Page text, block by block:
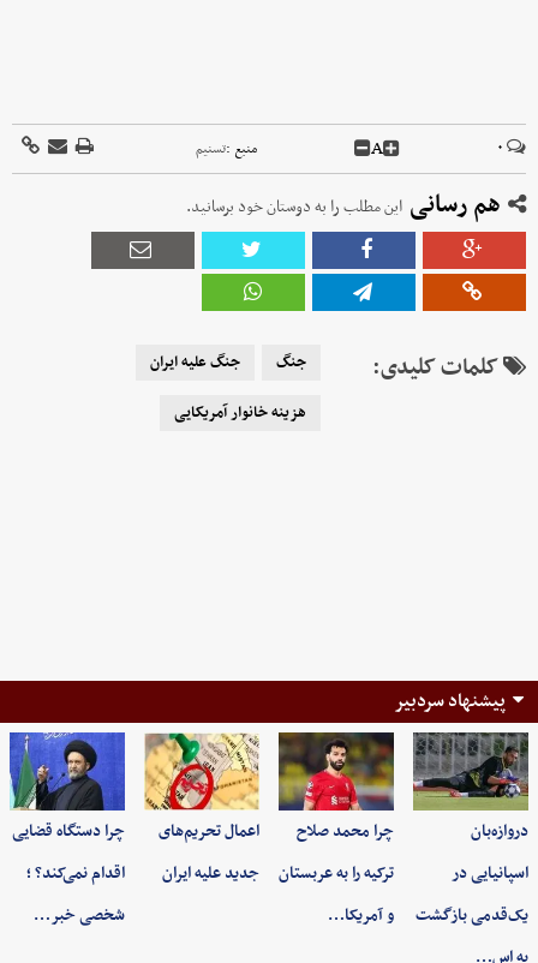
۰ A منبع :تسنیم
هم رسانی این مطلب را به دوستان خود برسانید.
کلمات کلیدی: جنگ
جنگ علیه ایران
هزینه خانوار آمریکایی
پیشنهاد سردبیر
دروازه‌بان
اسپانیایی در
یک‌قدمی بازگشت
به اس…
چرا محمد صلاح
ترکیه را به عربستان
و آمریکا…
اعمال تحریم‌های
جدید علیه ایران
چرا دستگاه قضایی
اقدام نمی‌کند؟ ؛
شخصی خبر…